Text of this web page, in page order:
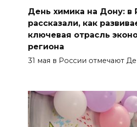
отключили свет на
07 августа 2026 18:42
В Ростовской
07 августа 2026 18:38
День химика на Дону: в
рассказали, как
ключевая отрасль
региона
31 мая в России отмечают